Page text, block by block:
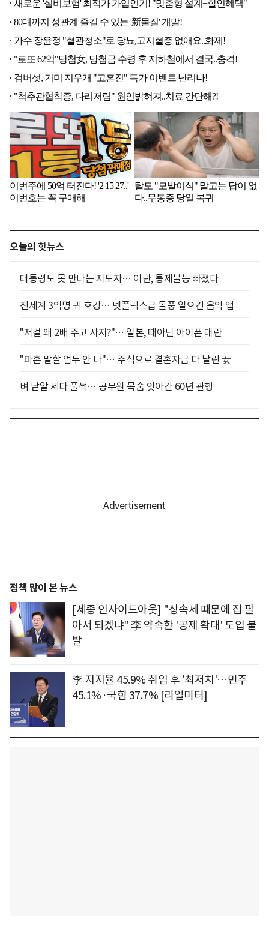
오늘의 핫뉴스
대통령도 못 만나는 지도자… 이란, 통제불능 빠졌다
전세계 3억명 귀 호강… 넷플릭스급 돌풍 일으킨 음악 앱
"저걸 왜 2배 주고 사지?"… 일본, 때아닌 아이폰 대란
"파혼 말할 엄두 안 나"… 주식으로 결혼자금 다 날린 女
벼 낱알 세다 풀썩… 공무원 목숨 앗아간 60년 관행
정책 많이 본 뉴스
[세종 인사이드아웃] "상속세 때문에 집 팔
아서 되겠냐" 李 약속한 '공제 확대' 도입 불
발
李 지지율 45.9% 취임 후 '최저치'…민주
45.1%·국힘 37.7% [리얼미터]